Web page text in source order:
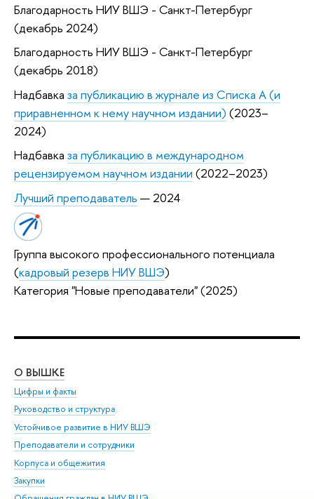
Благодарность НИУ ВШЭ - Санкт-Петербург
(декабрь 2024)
Благодарность НИУ ВШЭ - Санкт-Петербург
(декабрь 2018)
Надбавка за публикацию в журнале из Списка А (и
приравненном к нему научном издании) (2023–
2024)
Надбавка за публикацию в международном
рецензируемом научном издании (2022–2023)
Лучший преподаватель — 2024
Группа высокого профессионального потенциала
(кадровый резерв НИУ ВШЭ)
Категория "Новые преподаватели" (2025)
О ВЫШКЕ
Цифры и факты
Руководство и структура
Устойчивое развитие в НИУ ВШЭ
Преподаватели и сотрудники
Корпуса и общежития
Закупки